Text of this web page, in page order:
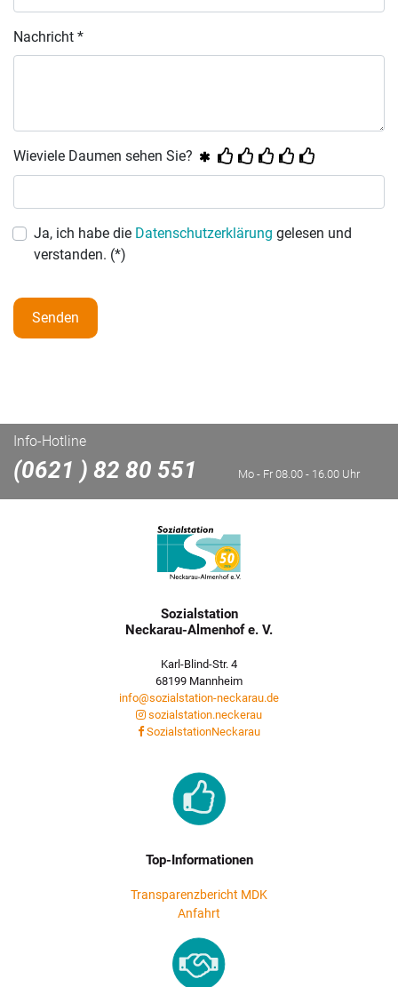
Nachricht *
Wieviele Daumen sehen Sie?
Ja, ich habe die Datenschutzerklärung gelesen und
verstanden. (*)
Senden
Info-Hotline
(0621 ) 82 80 551 Mo - Fr 08.00 - 16.00 Uhr
Sozialstation
Neckarau-Almenhof e. V.
Karl-Blind-Str. 4
68199 Mannheim
info@sozialstation-neckarau.de
sozialstation.neckerau
SozialstationNeckarau
Top-Informationen
Transparenzbericht MDK
Anfahrt